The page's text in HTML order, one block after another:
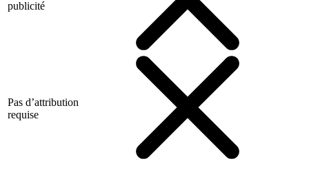
publicité
Pas d’attribution
requise